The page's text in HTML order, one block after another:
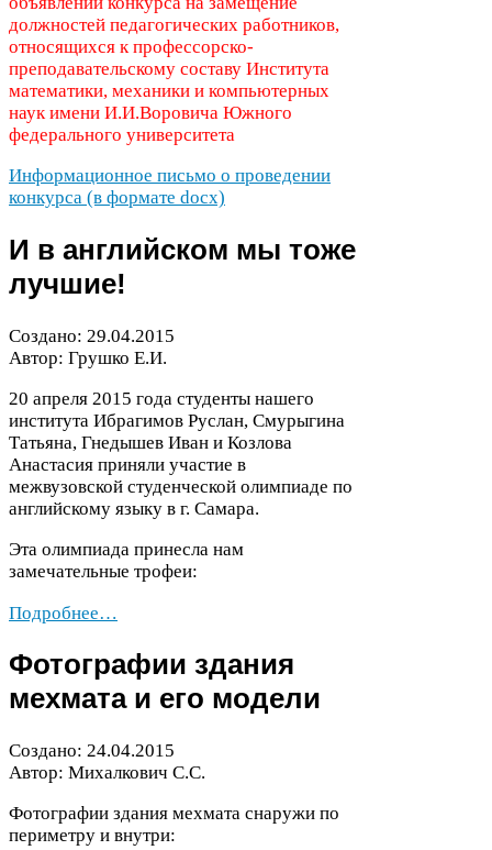
должностей педагогических работников,
относящихся к профессорско-​
преподавательскому составу Института
математики, механики и компьютерных
наук имени И.И.Воровича Южного
федерального университета
Информационное письмо о проведении
конкурса (в формате docx)
И в английском мы тоже
лучшие!
Создано: 29.04.2015
Автор: Грушко Е.И.
20 апреля 2015 года студенты нашего
института Ибрагимов Руслан, Смурыгина
Татьяна, Гнедышев Иван и Козлова
Анастасия приняли участие в
межвузовской студенческой олимпиаде по
английскому языку в г. Самара.
Эта олимпиада принесла нам
замечательные трофеи:
Подробнее…
Фотографии здания
мехмата и его модели
Создано: 24.04.2015
Автор: Михалкович С.С.
Фотографии здания мехмата снаружи по
периметру и внутри: